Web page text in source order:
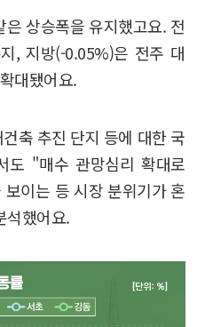
상승폭을 유지했고요. 전
, 지방(-0.05%)은 전주 대
대됐어요.
축 추진 단지 등에 대한 국
도 "매수 관망심리 확대로
이는 등 시장 분위기가 혼
석했어요.